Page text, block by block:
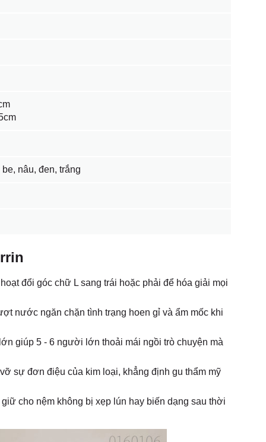
nâu, đen, trắng
đổi góc chữ L sang trái hoặc phải để hóa giải mọi
nước ngăn chặn tình trạng hoen gỉ và ẩm mốc khi
giúp 5 - 6 người lớn thoải mái ngồi trò chuyện mà
sự đơn điệu của kim loại, khẳng định gu thẩm mỹ
cho nệm không bị xẹp lún hay biến dạng sau thời